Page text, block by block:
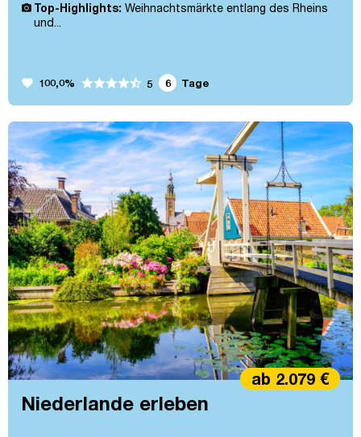
Top-Highlights: Weihnachtsmärkte entlang des Rheins
und...
favorite 100,0% 5 6 Tage
Niederlande erleben
ab 2.079 €